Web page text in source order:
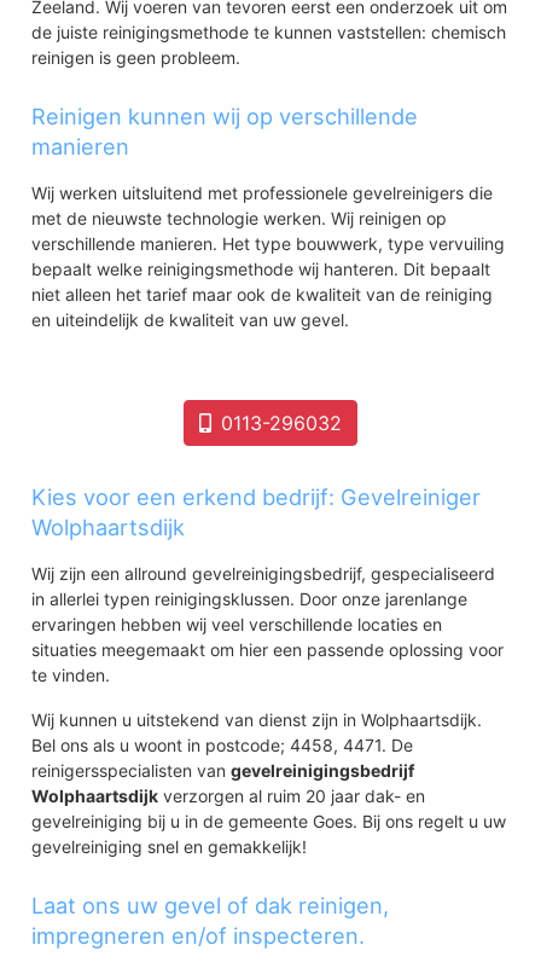
Zeeland. Wij voeren van tevoren eerst een onderzoek uit om
de juiste reinigingsmethode te kunnen vaststellen: chemisch
reinigen is geen probleem.
Reinigen kunnen wij op verschillende
manieren
Wij werken uitsluitend met professionele gevelreinigers die
met de nieuwste technologie werken. Wij reinigen op
verschillende manieren. Het type bouwwerk, type vervuiling
bepaalt welke reinigingsmethode wij hanteren. Dit bepaalt
niet alleen het tarief maar ook de kwaliteit van de reiniging
en uiteindelijk de kwaliteit van uw gevel.
0113-296032
Kies voor een erkend bedrijf: Gevelreiniger
Wolphaartsdijk
Wij zijn een allround gevelreinigingsbedrijf, gespecialiseerd
in allerlei typen reinigingsklussen. Door onze jarenlange
ervaringen hebben wij veel verschillende locaties en
situaties meegemaakt om hier een passende oplossing voor
te vinden.
Wij kunnen u uitstekend van dienst zijn in Wolphaartsdijk.
Bel ons als u woont in postcode; 4458, 4471. De
reinigersspecialisten vangevelreinigingsbedrijf
Wolphaartsdijk verzorgen al ruim 20 jaar dak- en
gevelreiniging bij u in de gemeente Goes. Bij ons regelt u uw
gevelreiniging snel en gemakkelijk!
Laat ons uw gevel of dak reinigen,
impregneren en/of inspecteren.